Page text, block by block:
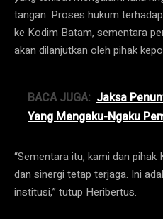
tangan. Proses hukum
ke Kodim Batam, sementara
akan dilanjutkan oleh pihak
BACA JUGA: Jaksa
Yang Mengaku-Ngaku
“Sementara itu, kami dan
dan sinergi tetap terjaga. Ini
institusi,” tutup Heribertus.